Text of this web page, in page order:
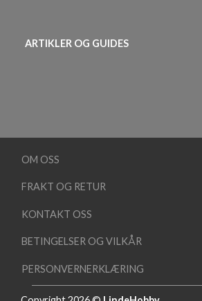
ARTIKLER OG GUIDES
OM OSS
FRAKT OG RETUR
KONTAKT OSS
BETINGELSER OG VILKÅR
PERSONVERNERKLÆRING